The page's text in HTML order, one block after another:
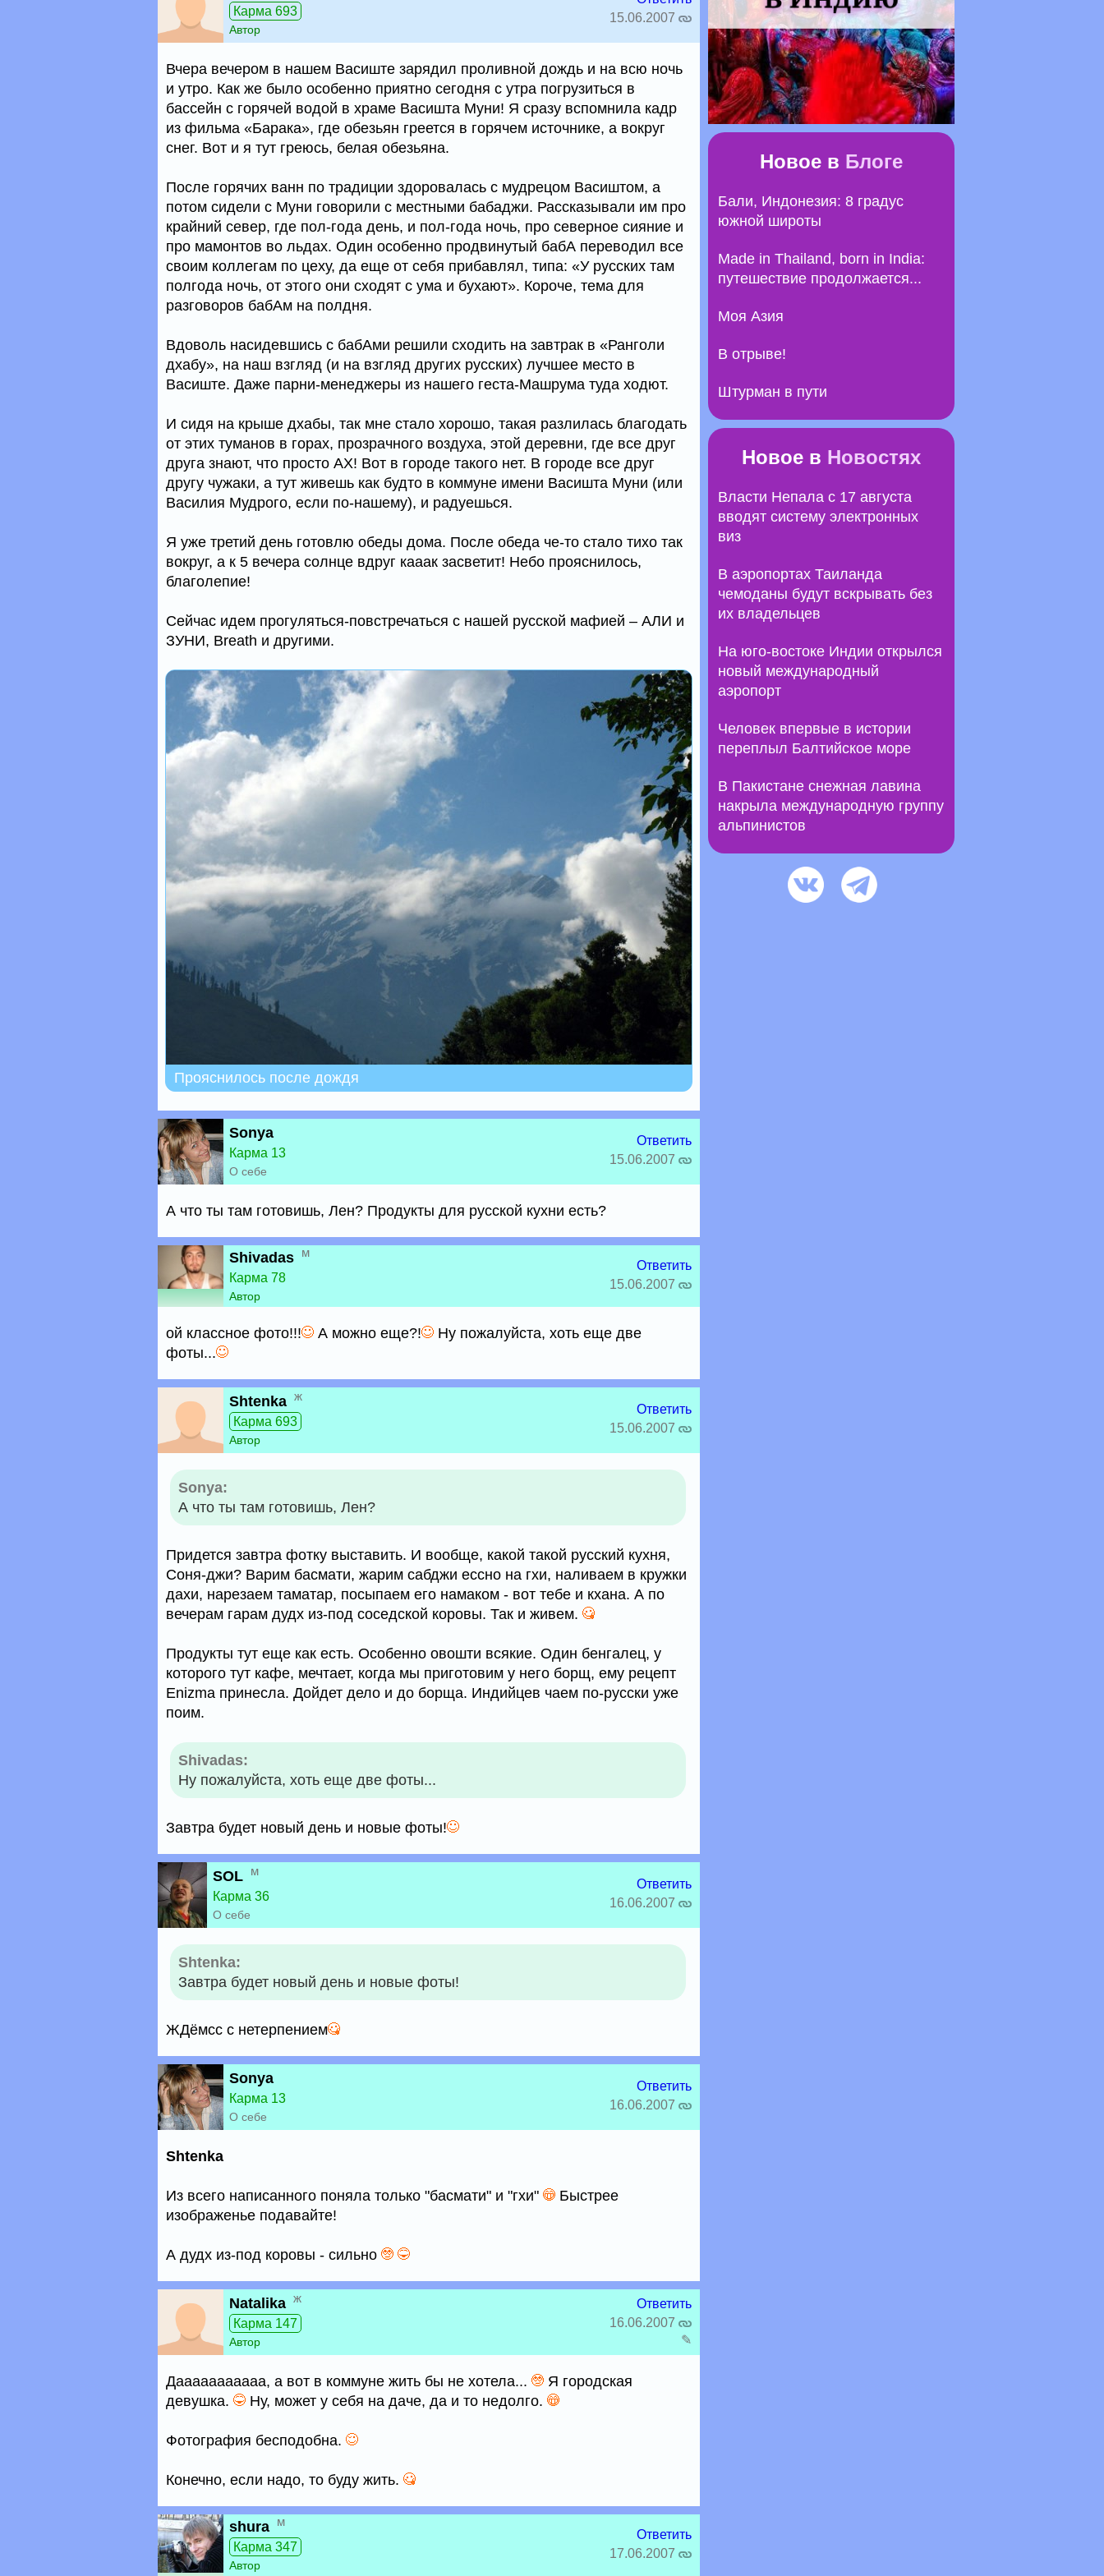
Карма 693
Автор
15.06.2007
Вчера вечером в нашем Васиште зарядил проливной дождь и на всю ночь
и утро. Как же было особенно приятно сегодня с утра погрузиться в
бассейн с горячей водой в храме Васишта Муни! Я сразу вспомнила кадр
из фильма «Барака», где обезьян греется в горячем источнике, а вокруг
снег. Вот и я тут греюсь, белая обезьяна.
После горячих ванн по традиции здоровалась с мудрецом Васиштом, а
потом сидели с Муни говорили с местными бабаджи. Рассказывали им про
крайний север, где пол-года день, и пол-года ночь, про северное сияние и
про мамонтов во льдах. Один особенно продвинутый бабА переводил все
своим коллегам по цеху, да еще от себя прибавлял, типа: «У русских там
полгода ночь, от этого они сходят с ума и бухают». Короче, тема для
разговоров бабАм на полдня.
Вдоволь насидевшись с бабАми решили сходить на завтрак в «Ранголи
дхабу», на наш взгляд (и на взгляд других русских) лучшее место в
Васиште. Даже парни-менеджеры из нашего геста-Машрума туда ходют.
И сидя на крыше дхабы, так мне стало хорошо, такая разлилась благодать
от этих туманов в горах, прозрачного воздуха, этой деревни, где все друг
друга знают, что просто АХ! Вот в городе такого нет. В городе все друг
другу чужаки, а тут живешь как будто в коммуне имени Васишта Муни (или
Василия Мудрого, если по-нашему), и радуешься.
Я уже третий день готовлю обеды дома. После обеда че-то стало тихо так
вокруг, а к 5 вечера солнце вдруг кааак засветит! Небо прояснилось,
благолепие!
Сейчас идем прогуляться-повстречаться с нашей русской мафией – АЛИ и
ЗУНИ, Breath и другими.
Прояснилось после дождя
Sonya
Карма 13
О себе
Ответить
15.06.2007
А что ты там готовишь, Лен? Продукты для русской кухни есть?
Shivadas м
Карма 78
Автор
Ответить
15.06.2007
ой классное фото!!! А можно еще?!
Ну пожалуйста, хоть еще две
фоты...
Shtenka ж
Карма 693
Автор
Ответить
15.06.2007
Sonya:
А что ты там готовишь, Лен?
Придется завтра фотку выставить. И вообще, какой такой русский кухня,
Соня-джи? Варим басмати, жарим сабджи ессно на гхи, наливаем в кружки
дахи, нарезаем таматар, посыпаем его намаком - вот тебе и кхана. А по
вечерам гарам дудх из-под соседской коровы. Так и живем.
Продукты тут еще как есть. Особенно овошти всякие. Один бенгалец, у
которого тут кафе, мечтает, когда мы приготовим у него борщ, ему рецепт
Enizma принесла. Дойдет дело и до борща. Индийцев чаем по-русски уже
поим.
Shivadas:
Ну пожалуйста, хоть еще две фоты...
Завтра будет новый день и новые фоты!
SOL м
Карма 36
О себе
Ответить
16.06.2007
Shtenka:
Завтра будет новый день и новые фоты!
ЖДёмсс с нетерпением
Sonya
Карма 13
О себе
Ответить
16.06.2007
Shtenka
Из всего написанного поняла только "басмати" и "гхи"
Быстрее
изображенье подавайте!
А дудх из-под коровы - сильно
Natalika ж
Карма 147
Автор
Ответить
16.06.2007
✎
Дааааааааааа, а вот в коммуне жить бы не хотела...
Я городская
девушка.
Ну, может у себя на даче, да и то недолго.
Фотография бесподобна.
Конечно, если надо, то буду жить.
shura м
Карма 347
Автор
Ответить
17.06.2007
Новое в Блоге
Бали, Индонезия: 8 градус
южной широты
Made in Thailand, born in India:
путешествие продолжается...
Моя Азия
В отрыве!
Штурман в пути
Новое в Новостях
Власти Непала с 17 августа
вводят систему электронных
виз
В аэропортах Таиланда
чемоданы будут вскрывать без
их владельцев
На юго-востоке Индии открылся
новый международный
аэропорт
Человек впервые в истории
переплыл Балтийское море
В Пакистане снежная лавина
накрыла международную группу
альпинистов